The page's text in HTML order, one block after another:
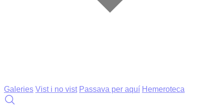
Galeries Vist i no vist Passava per aquí Hemeroteca